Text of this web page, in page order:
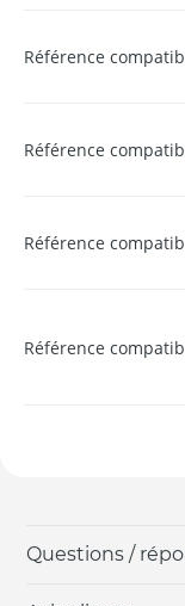
Questions /
Référence
Référence
Référence
Référence